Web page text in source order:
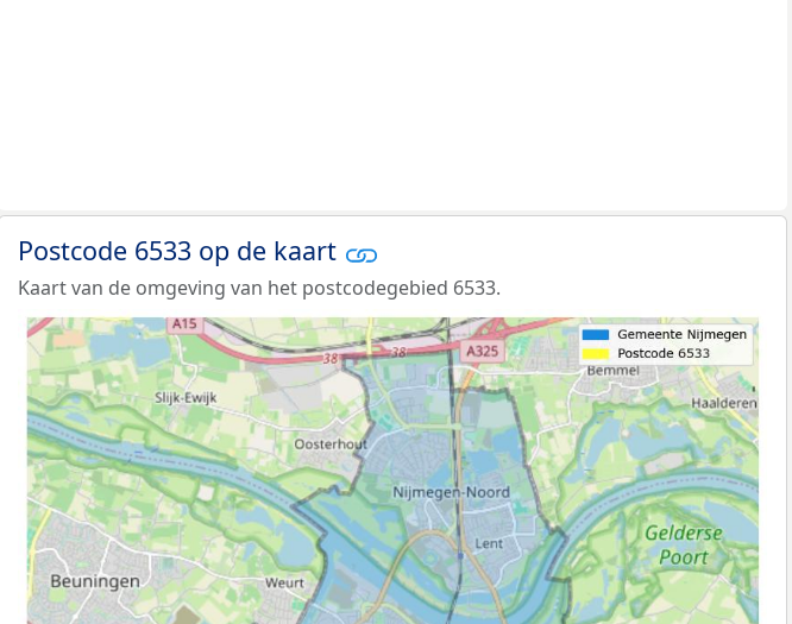
Postcode 6533 op de kaart
Kaart van de omgeving van het postcodegebied 6533.